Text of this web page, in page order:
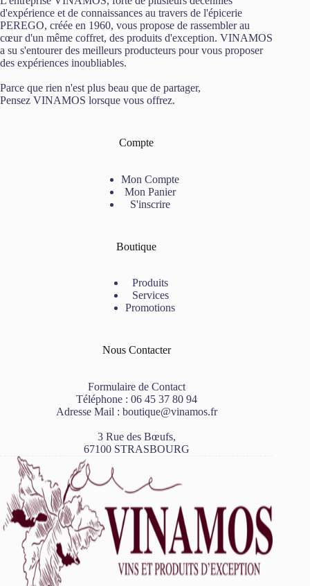
d'expérience et de connaissances au travers de l'épicerie
PEREGO, créée en 1960, vous propose de rassembler au
cœur d'un même coffret, des produits d'exception. VINAMOS
a su s'entourer des meilleurs producteurs pour vous proposer
des expériences inoubliables.
Parce que rien n'est plus beau que de partager,
Pensez VINAMOS lorsque vous offrez.
Compte
Mon Compte
Mon Panier
S'inscrire
Boutique
Produits
Services
Promotions
Nous Contacter
Formulaire de Contact
Téléphone : 06 45 37 80 94
Adresse Mail : boutique@vinamos.fr
3 Rue des Bœufs,
67100 STRASBOURG